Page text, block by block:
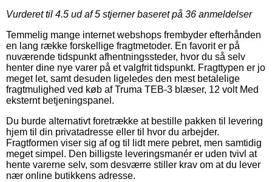
Vurderet til 4.5 ud af 5 stjerner baseret på 36 anmeldelser
Temmelig mange internet webshops frembyder efterhånden
en lang række forskellige fragtmetoder. En favorit er på
nuværende tidspunkt afhentningssteder, hvor du så selv
henter dine nye varer på et valgfrit tidspunkt. Fragttypen er jo
meget let, samt desuden ligeledes den mest betalelige
fragtmulighed ved køb af Truma TEB-3 blæser, 12 volt Med
eksternt betjeningspanel.
Du burde alternativt foretrække at bestille pakken til levering
hjem til din privatadresse eller til hvor du arbejder.
Fragtformen viser sig af og til lidt mere pebret, men samtidig
meget simpel. Den billigste leveringsmanér er uden tvivl at
hente varerne selv, som desværre stiller krav om at du lever
nær online butikkens adresse.